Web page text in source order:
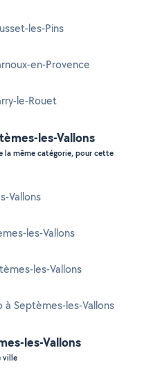
les-Pins
en-Provence
le-Rouet
les-Vallons
la même catégorie, pour cette
Vallons
les-Vallons
les-Vallons
Septèmes-les-Vallons
les-Vallons
ville